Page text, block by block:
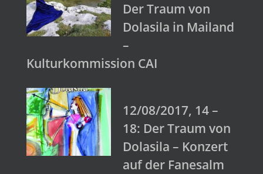
Der Traum von
Dolasila in Mailand
–
Kulturkommission CAI
12/08/2017, 14 –
18: Der Traum von
Dolasila – Konzert
auf der Fanesalm